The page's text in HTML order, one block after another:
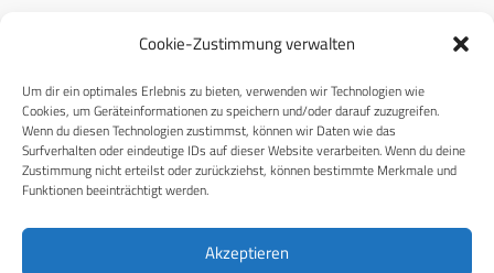
Cookie-Zustimmung verwalten
Um dir ein optimales Erlebnis zu bieten, verwenden wir Technologien wie
Cookies, um Geräteinformationen zu speichern und/oder darauf zuzugreifen.
Wenn du diesen Technologien zustimmst, können wir Daten wie das
Surfverhalten oder eindeutige IDs auf dieser Website verarbeiten. Wenn du deine
Zustimmung nicht erteilst oder zurückziehst, können bestimmte Merkmale und
Funktionen beeinträchtigt werden.
Akzeptieren
RECHTLICHES
Datenschutzerklärung
Cookie-Richtlinie (EU)